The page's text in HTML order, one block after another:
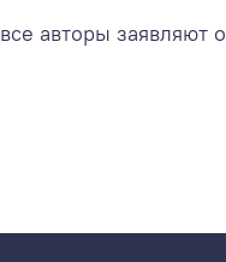
все авторы заявляют